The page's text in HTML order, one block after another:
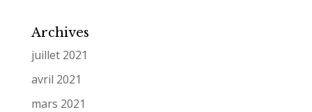
Archives
juillet 2021
avril 2021
mars 2021